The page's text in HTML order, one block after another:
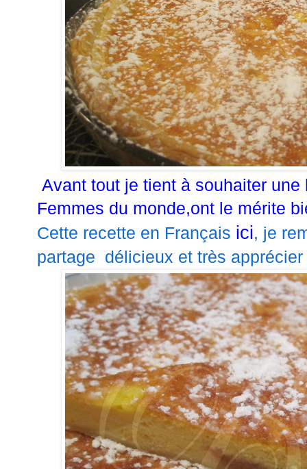
Avant tout je tient à souhaiter
Femmes du monde,ont le mérite
Cette recette en Français ici, je
partage délicieux et très